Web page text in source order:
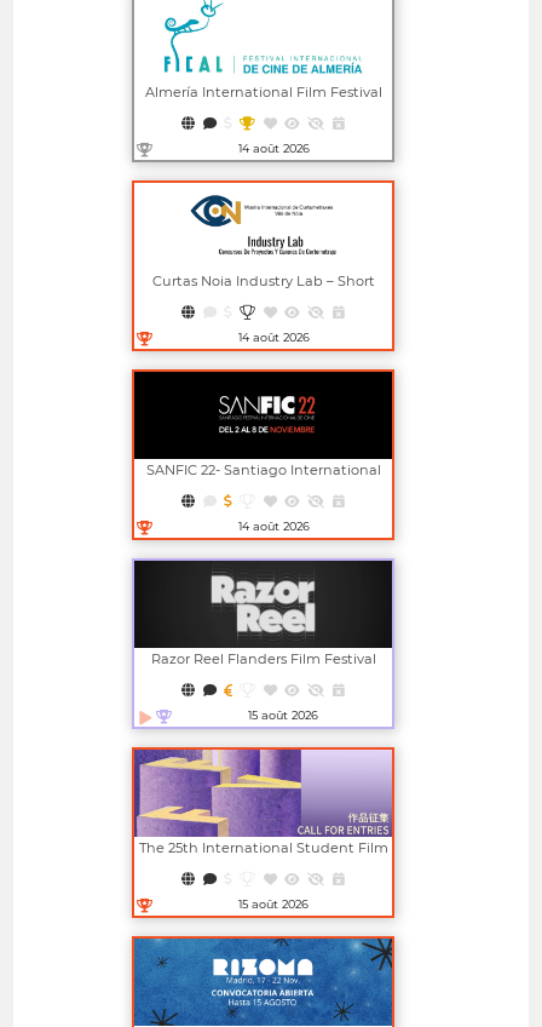
Ouvrir dans une nouvelle fenêtre
Almería International Film Festival
14 août 2026
Ouvrir dans une nouvelle fenêtre
Curtas Noia Industry Lab – Short
Competitions
14 août 2026
Ouvrir dans une nouvelle fenêtre
SANFIC 22- Santiago International
14 août 2026
Ouvrir dans une nouvelle fenêtre
Razor Reel Flanders Film Festival
15 août 2026
Ouvrir dans une nouvelle fenêtre
The 25th International Student Film
15 août 2026